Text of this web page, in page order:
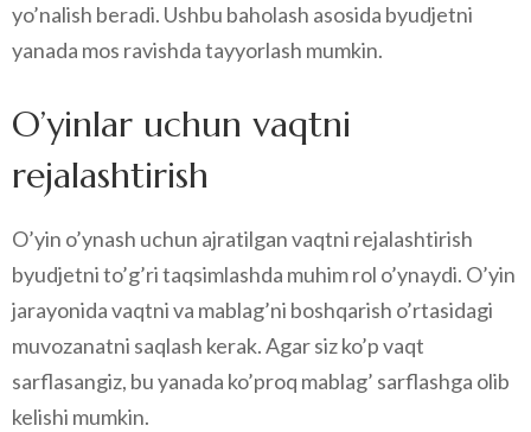
yo’nalish beradi. Ushbu baholash asosida byudjetni
yanada mos ravishda tayyorlash mumkin.
O’yinlar uchun vaqtni
rejalashtirish
O’yin o’ynash uchun ajratilgan vaqtni rejalashtirish
byudjetni to’g’ri taqsimlashda muhim rol o’ynaydi. O’yin
jarayonida vaqtni va mablag’ni boshqarish o’rtasidagi
muvozanatni saqlash kerak. Agar siz ko’p vaqt
sarflasangiz, bu yanada ko’proq mablag’ sarflashga olib
kelishi mumkin.